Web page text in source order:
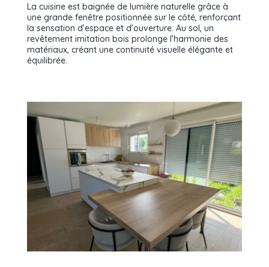
La cuisine est baignée de lumière naturelle grâce à
une grande fenêtre positionnée sur le côté, renforçant
la sensation d’espace et d’ouverture. Au sol, un
revêtement imitation bois prolonge l’harmonie des
matériaux, créant une continuité visuelle élégante et
équilibrée.